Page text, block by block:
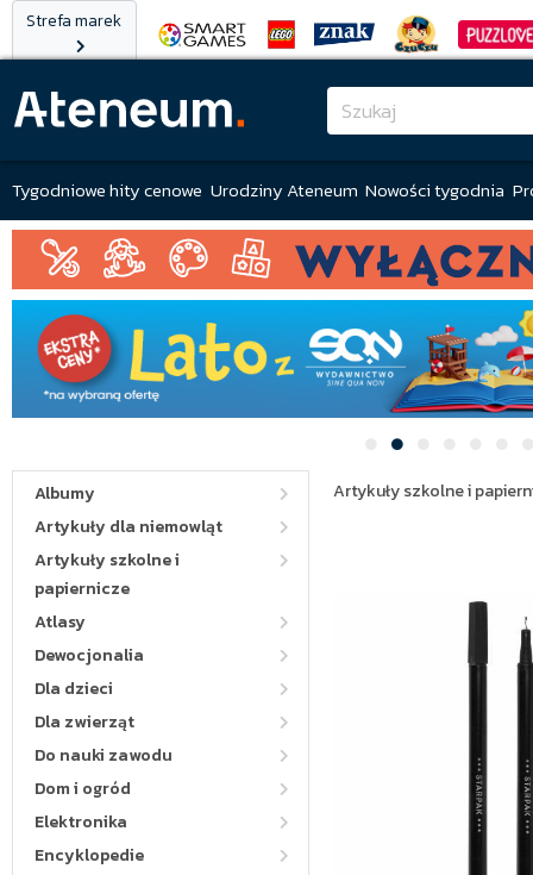
Strefa marek
Tygodniowe hity cenowe Urodziny Ateneum Nowości tygodnia
Albumy
Artykuły dla niemowląt
Artykuły szkolne i
papiernicze
Atlasy
Dewocjonalia
Dla dzieci
Dla zwierząt
Do nauki zawodu
Dom i ogród
Elektronika
Encyklopedie
Artykuły szkolne i